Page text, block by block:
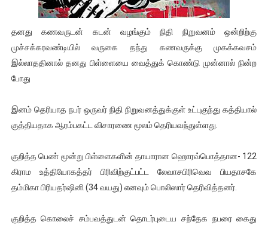
ஐ.நா முன்றலில் சீரற்ற காலநிலையிலும் தமிழின அழிப்பிற்கு
இளையராஜா – கமல் அவசர சந்திப்பு (படங்கள், விடியோ)
ஜனாதிபதி ஐக்கிய நாடுகளின் பொதுச் சபை கூட்டத்தில் இன்று
வலிமை தான் அஜித் திரைப்பயணத்திலே அதிக காலெக்ஷன் செய்த
தனது கணவருடன் கடன் வழங்கும் நிதி நிறுவனம் ஒன்றிற்கு
முச்சக்கரவண்டியில் வருகை தந்து கணவருக்கு முகக்கவசம்
இல்லாததினால் தனது பிள்ளையை வைத்துக் கொண்டு முன்னால் நின்ற
போது
இனம் தெரியாத நபர் ஒருவர் நிதி நிறுவனத்துக்குள் உட்புகுந்து கத்தியால்
குத்தியதாக ஆரம்பகட்ட விசாரணை மூலம் தெரியவந்துள்ளது.
குறித்த பெண் மூன்று பிள்ளைகளின் தாயாரான ஹொரவ்பொத்தான- 122
கிராம உத்தியோகத்தர் பிரிவிற்குட்பட்ட லேவாசபிரிவெவ பியதாசகே
தம்மிகா பிரியதர்ஷினி (34 வயது) எனவும் பொலிஸார் தெரிவித்தனர்.
குறித்த கொலைச் சம்பவத்துடன் தொடர்புடைய சந்தேக நபரை கைது